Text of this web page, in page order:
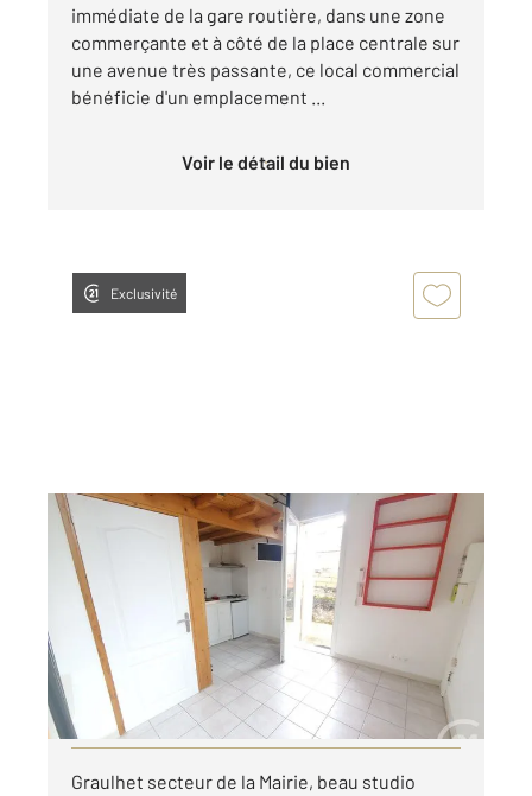
immédiate de la gare routière, dans une zone
commerçante et à côté de la place centrale sur
une avenue très passante, ce local commercial
bénéficie d'un emplacement ...
Voir le détail du bien
Exclusivité
GRAULHET 81
20 m
, 1 pièce
Ref : 14007
Appartement Studio à louer
330 €
par mois charges comprises
Visiter le site dédié
Graulhet secteur de la Mairie, beau studio